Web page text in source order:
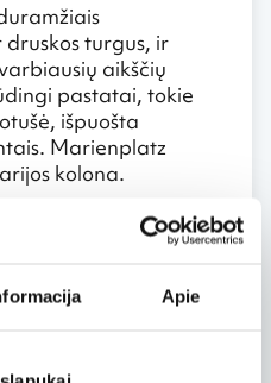
Apie
turgus, ir
aikščių
pastatai, tokie
išpuošta
Marienplatz
kolona.
muziejaus pastatai
iš arčiaus susipažinti